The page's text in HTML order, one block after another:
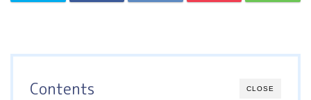
CLOSE
Contents